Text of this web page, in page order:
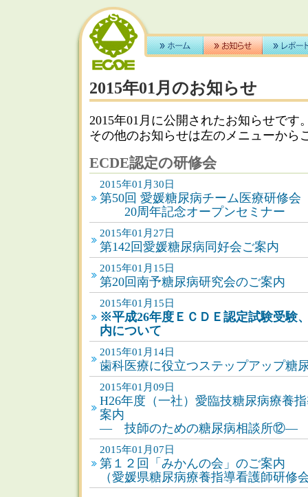
2015年01月のお知らせ
2015年01月に公開されたお知らせです
その他のお知らせは左のメニューから
ECDE認定の研修会
2015年01月30日
第50回 愛媛糖尿病チーム医療研修会
20周年記念オープンセミナー
2015年01月27日
第142回愛媛糖尿病同好会ご案内
2015年01月15日
第20回南予糖尿病研究会のご案内
2015年01月15日
※平成26年度ＥＣＤＥ認定試験受験
内について
2015年01月14日
歯科医療に役立つステップアップ糖
2015年01月09日
H26年度（一社）愛臨技糖尿病療養
案内
― 技師のための糖尿病相談所⑫―
2015年01月07日
第１２回「みかんの会」のご案内
（愛媛県糖尿病療養指導看護師研修